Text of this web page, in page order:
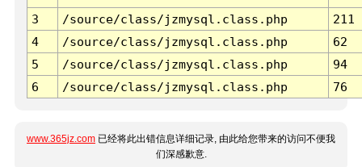
3 /source/class/jzmysql.class.php
211
4
/source/class/jzmysql.class.php
62
5
/source/class/jzmysql.class.php
94
6
/source/class/jzmysql.class.php 76
www.365jz.com 已经将此出错信息详细记录, 由此给您带来的访问不便我
们深感歉意.